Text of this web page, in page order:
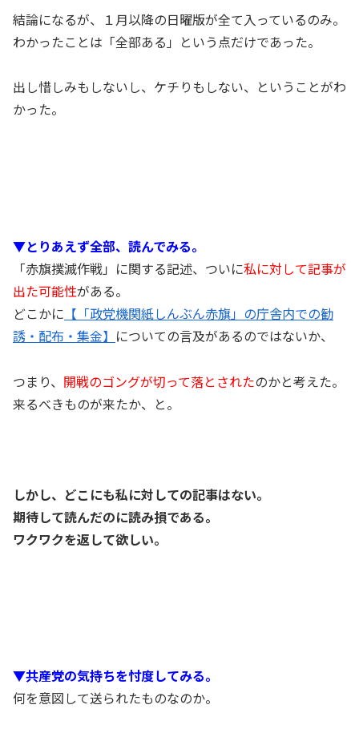
結論になるが、１月以降の日曜版が全て入っているのみ。
わかったことは「全部ある」という点だけであった。
出し惜しみもしないし、ケチりもしない、ということがわ
かった。
▼とりあえず全部、読んでみる。
「赤旗撲滅作戦」に関する記述、ついに私に対して記事が
出た可能性がある。
どこかに 【「政党機関紙しんぶん赤旗」の庁舎内での勧
誘・配布・集金】 についての言及があるのではないか、
つまり、 開戦のゴングが切って落とされたのかと考えた。
来るべきものが来たか、と。
しかし、どこにも私に対しての記事はない。
期待して読んだのに読み損である。
ワクワクを返して欲しい。
▼共産党の気持ちを忖度してみる。
何を意図して送られたものなのか。